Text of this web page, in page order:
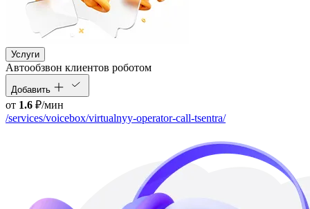
Услуги
Автообзвон клиентов роботом
Добавить
от 1.6 ₽/мин
/services/voicebox/virtualnyy-operator-call-tsentra/